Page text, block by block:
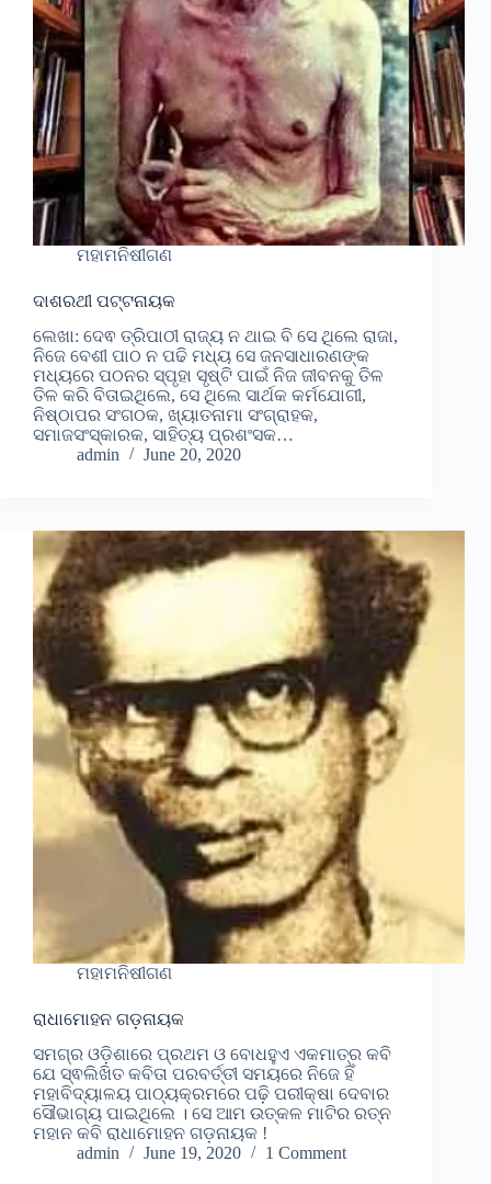
ମହାମନିଷୀଗଣ
ଦାଶରଥୀ ପଟ୍ଟନାୟକ
ଲେଖା: ଦେଵ ତ୍ରିପାଠୀ ରାଜ୍ୟ ନ ଥାଇ ବି ସେ ଥିଲେ ରାଜା,
ନିଜେ ବେଶୀ ପାଠ ନ ପଢି ମଧ୍ୟ ସେ ଜନସାଧାରଣଙ୍କ
ମଧ୍ୟରେ ପଠନର ସ୍ପୃହା ସୃଷ୍ଟି ପାଇଁ ନିଜ ଜୀବନକୁ ତିଳ
ତିଳ କରି ବିତାଇଥିଲେ, ସେ ଥିଲେ ସାର୍ଥକ କର୍ମଯୋଗୀ,
ନିଷ୍ଠାପର ସଂଗଠକ, ଖ୍ୟାତନାମା ସଂଗ୍ରାହକ,
ସମାଜସଂସ୍କାରକ, ସାହିତ୍ୟ ପ୍ରଶଂସକ…
admin
June 20, 2020
ମହାମନିଷୀଗଣ
ରାଧାମୋହନ ଗଡ଼ନାୟକ
ସମଗ୍ର ଓଡ଼ିଶାରେ ପ୍ରଥମ ଓ ବୋଧହୁଏ ଏକମାତ୍ର କବି
ଯେ ସ୍ଵଲିଖିତ କବିତା ପରବର୍ତ୍ତୀ ସମୟରେ ନିଜେ ହିଁ
ମହାବିଦ୍ୟାଳୟ ପାଠ୍ୟକ୍ରମରେ ପଢ଼ି ପରୀକ୍ଷା ଦେବାର
ସୌଭାଗ୍ୟ ପାଇଥିଲେ । ସେ ଆମ ଉତ୍କଳ ମାଟିର ରତ୍ନ
ମହାନ କବି ରାଧାମୋହନ ଗଡ଼ନାୟକ !
admin
June 19, 2020 1 Comment